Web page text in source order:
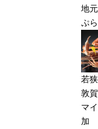
地
ぷ
若
敦
マ
加